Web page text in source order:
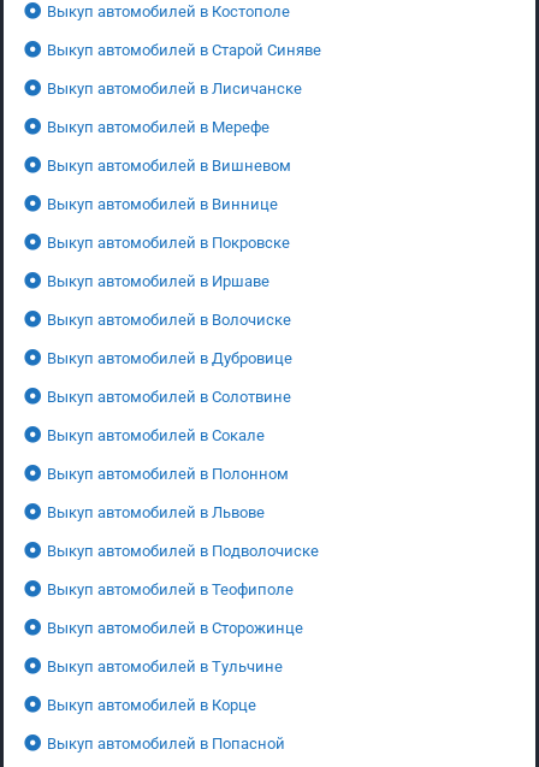
Выкуп автомобилей в Костополе
Выкуп автомобилей в Старой Синяве
Выкуп автомобилей в Лисичанске
Выкуп автомобилей в Мерефе
Выкуп автомобилей в Вишневом
Выкуп автомобилей в Виннице
Выкуп автомобилей в Покровске
Выкуп автомобилей в Иршаве
Выкуп автомобилей в Волочиске
Выкуп автомобилей в Дубровице
Выкуп автомобилей в Солотвине
Выкуп автомобилей в Сокале
Выкуп автомобилей в Полонном
Выкуп автомобилей в Львове
Выкуп автомобилей в Подволочиске
Выкуп автомобилей в Теофиполе
Выкуп автомобилей в Сторожинце
Выкуп автомобилей в Тульчине
Выкуп автомобилей в Корце
Выкуп автомобилей в Попасной